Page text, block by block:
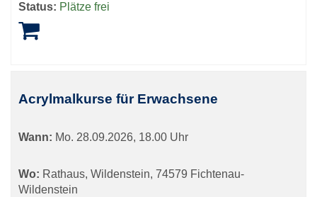
Status: Plätze frei
Acrylmalkurse für Erwachsene
Wann: Mo. 28.09.2026, 18.00 Uhr
Wo: Rathaus, Wildenstein, 74579 Fichtenau-
Wildenstein